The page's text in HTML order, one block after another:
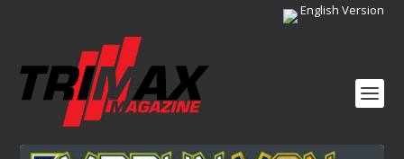
English Version